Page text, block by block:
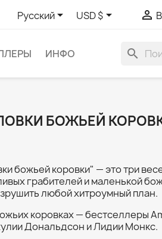
Русский USD $ 
ИНФО search
БОЖЬЕЙ
божьей коровки" — это три
грабителей и маленькой
любой хитроумный план.
коровках — бестселлеры
Дональдсон и Лидии Монкс.